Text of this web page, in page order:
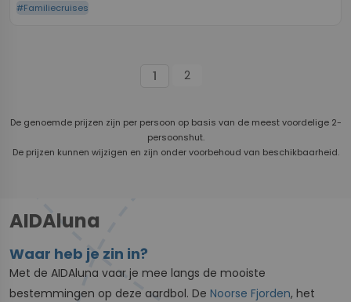
#Familiecruises
1 2
De genoemde prijzen zijn per persoon op basis van de meest voordelige 2-
persoonshut.
De prijzen kunnen wijzigen en zijn onder voorbehoud van beschikbaarheid.
AIDAluna
Waar heb je zin in?
Met de AIDAluna vaar je mee langs de mooiste
bestemmingen op deze aardbol. De Noorse Fjorden, het